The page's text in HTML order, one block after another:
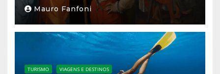
Mauro Fanfoni
TURISMO VIAGENS E DESTINOS